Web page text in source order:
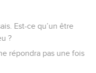
Est-ce qu’un être
?
répondra pas une fois